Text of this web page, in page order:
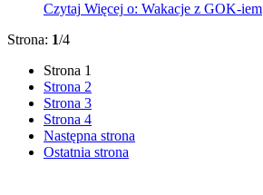
Czytaj Więcej o: Wakacje z GOK-iem
Strona: 1/4
Strona 1
Strona 2
Strona 3
Strona 4
Następna strona
Ostatnia strona